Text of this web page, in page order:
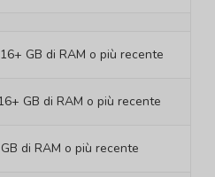
GB di RAM o più recente
GB di RAM o più recente
di RAM o più recente